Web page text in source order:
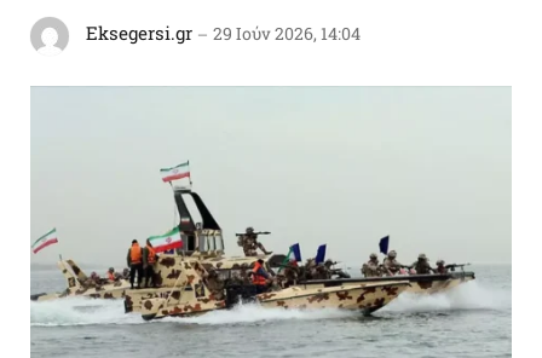
Eksegersi.gr 29 Ιούν 2026, 14:04